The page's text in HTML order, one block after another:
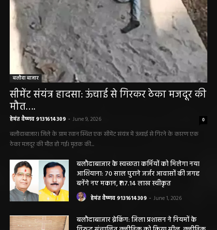
बलौदा बाजार
सीमेंट संयंत्र हादसा: ऊंचाई से गिरकर ठेका मजदूर की
मौत….
हेमंत वैष्णव 9131614309 - June 9, 2026
बलौदाबाजार। जिले के ग्राम रवान स्थित एक सीमेंट संयंत्र में ऊंचाई से गिरने के कारण एक
ठेका मजदूर की मौत हो गई। मृतक की...
बलौदाबाजार के स्वच्छता कर्मियों को मिलेगा नया
आशियाना: 70 साल पुराने जर्जर आवासों की जगह
बनेंगे नए मकान, ₹117.14 लाख स्वीकृत
हेमंत वैष्णव 9131614309 June 1, 2026